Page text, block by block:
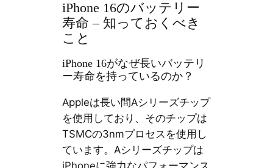
iPhone 16のバッテリー
寿命 – 知っておくべき
こと
iPhone 16がなぜ長いバッテリ
ー寿命を持っているのか？
Appleは長い間Aシリーズチップ
を使用しており、そのチップは
TSMCの3nmプロセスを使用し
ています。Aシリーズチップは
iPhoneに強力なパフォーマンス